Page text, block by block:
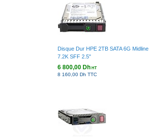
Disque Dur HPE 2TB SATA 6G Midline
7.2K SFF 2.5"
6 800,00 DhHT
8 160,00 Dh TTC